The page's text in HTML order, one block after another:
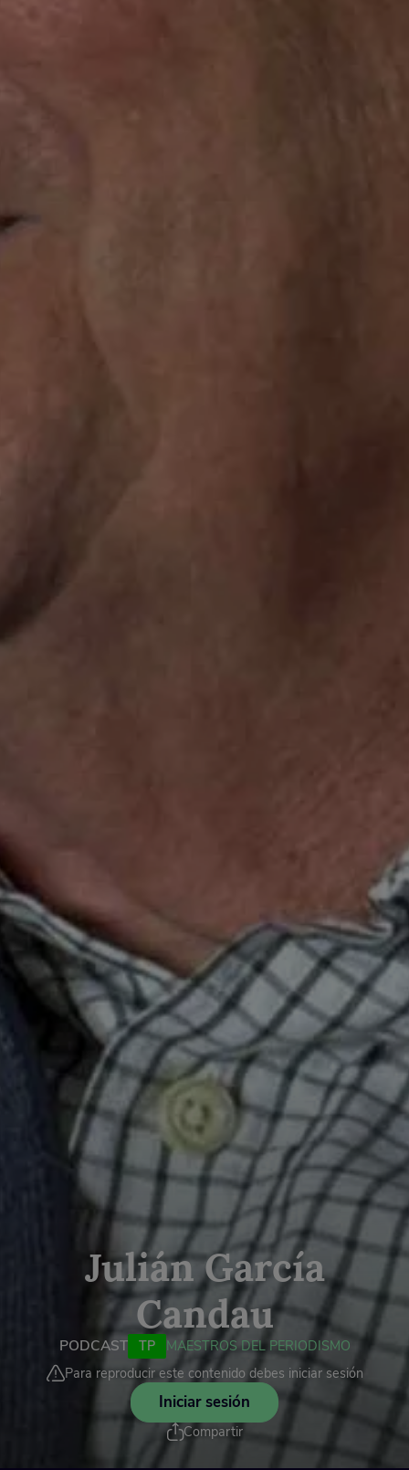
Julián García
Candau
PODCAST TP
MAESTROS DEL PERIODISMO
Para reproducir este contenido debes iniciar sesión
Iniciar sesión
Compartir